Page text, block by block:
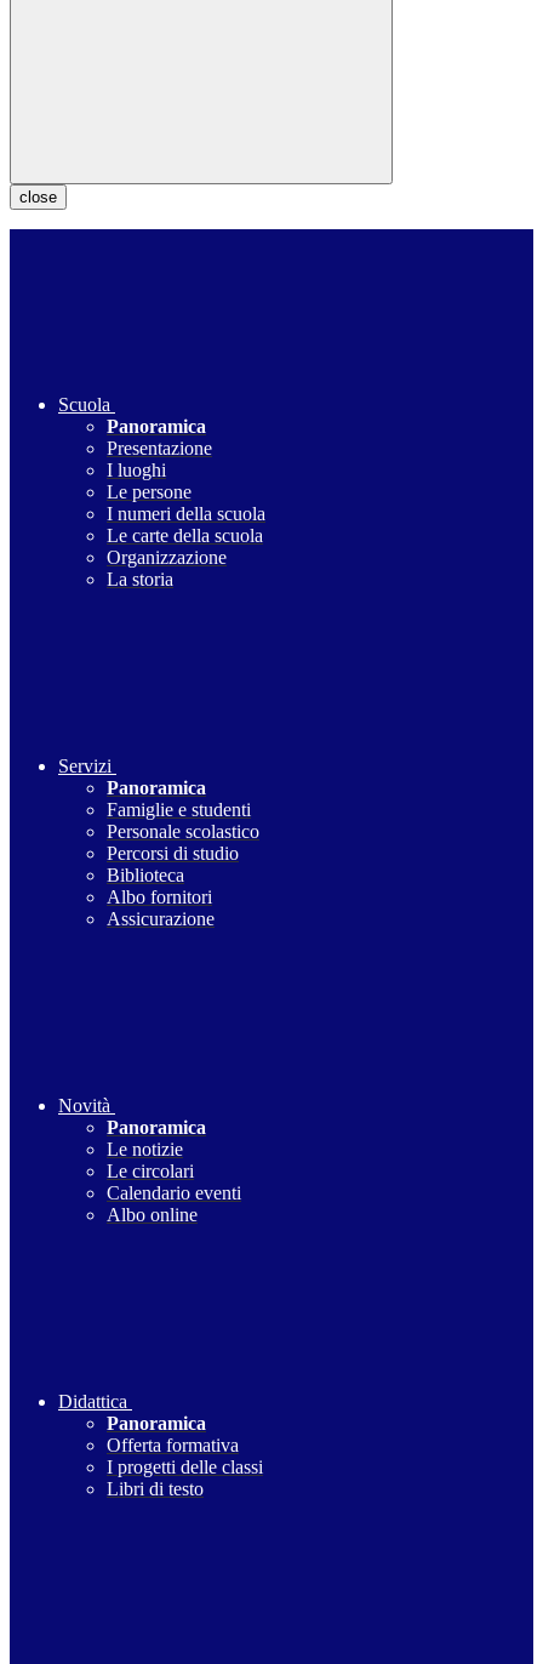
close
Scuola
Panoramica
Presentazione
I luoghi
Le persone
I numeri della scuola
Le carte della scuola
Organizzazione
La storia
Servizi
Panoramica
Famiglie e studenti
Personale scolastico
Percorsi di studio
Biblioteca
Albo fornitori
Assicurazione
Novità
Panoramica
Le notizie
Le circolari
Calendario eventi
Albo online
Didattica
Panoramica
Offerta formativa
I progetti delle classi
Libri di testo